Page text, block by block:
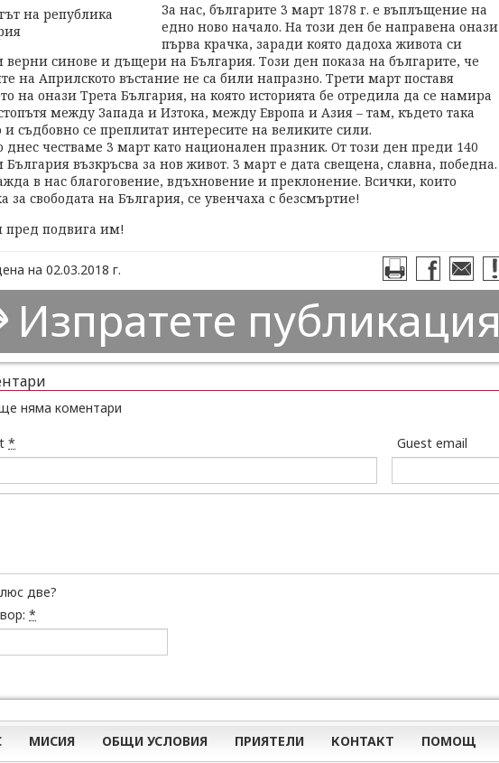
За нас, българите 3 март 1878 г. е въплъщение на
едно ново начало. На този ден бе направена онази
първа крачка, заради която дадоха живота си
верни синове и дъщери на България. Този ден показа на българите, че
на Априлското въстание не са били напразно. Трети март поставя
на онази Трета България, на която историята бе отредила да се намира
между Запада и Изтока, между Европа и Азия – там, където така
съдбовно се преплитат интересите на великите сили.
днес честваме 3 март като национален празник. От този ден преди 140
възкръсва за нов живот. 3 март е дата свещена, славна, победна.
в нас благоговение, вдъхновение и преклонение. Всички, които
за свободата на България, се увенчаха с безсмъртие!
пред подвига им!
на 02.03.2018 г.
Изпратете публикация
няма коментари
* Guest email
две?
*
МИСИЯ ОБЩИ УСЛОВИЯ ПРИЯТЕЛИ КОНТАКТ ПОМОЩ